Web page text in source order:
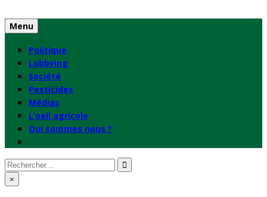
to
content
Menu
Politique
Lobbying
Société
Pesticides
Médias
L’oeil agricole
Qui sommes nous ?
Rechercher
: ×